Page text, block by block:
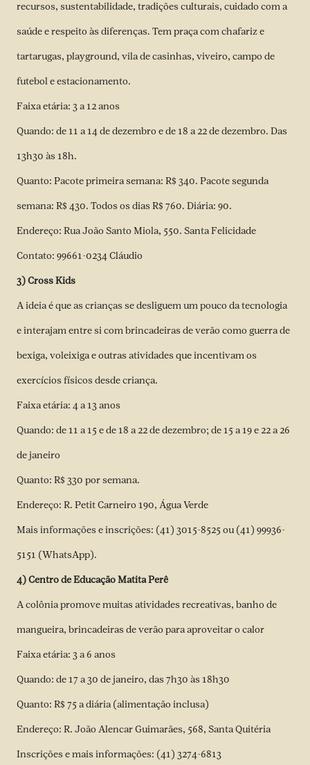
recursos, sustentabilidade, tradições culturais, cuidado com a
saúde e respeito às diferenças. Tem praça com chafariz e
tartarugas, playground, vila de casinhas, viveiro, campo de
futebol e estacionamento.
Faixa etária: 3 a 12 anos
Quando: de 11 a 14 de dezembro e de 18 a 22 de dezembro. Das
13h30 às 18h.
Quanto: Pacote primeira semana: R$ 340. Pacote segunda
semana: R$ 430. Todos os dias R$ 760. Diária: 90.
Endereço: Rua João Santo Miola, 550. Santa Felicidade
Contato: 99661-0234 Cláudio
3) Cross Kids
A ideia é que as crianças se desliguem um pouco da tecnologia
e interajam entre si com brincadeiras de verão como guerra de
bexiga, voleixiga e outras atividades que incentivam os
exercícios físicos desde criança.
Faixa etária: 4 a 13 anos
Quando: de 11 a 15 e de 18 a 22 de dezembro; de 15 a 19 e 22 a 26
de janeiro
Quanto: R$ 330 por semana.
Endereço: R. Petit Carneiro 190, Água Verde
Mais informações e inscrições: (41) 3015-8525 ou (41) 99936-
5151 (WhatsApp).
4) Centro de Educação Matita Perê
A colônia promove muitas atividades recreativas, banho de
mangueira, brincadeiras de verão para aproveitar o calor
Faixa etária: 3 a 6 anos
Quando: de 17 a 30 de janeiro, das 7h30 às 18h30
Quanto: R$ 75 a diária (alimentação inclusa)
Endereço: R. João Alencar Guimarães, 568, Santa Quitéria
Inscrições e mais informações: (41) 3274-6813